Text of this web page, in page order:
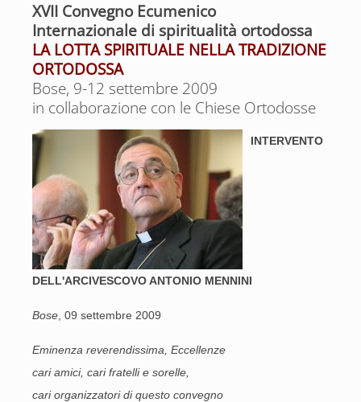
XVII Convegno Ecumenico
Internazionale di spiritualità ortodossa
LA LOTTA SPIRITUALE NELLA TRADIZIONE
ORTODOSSA
Bose, 9-12 settembre 2009
in collaborazione con le Chiese Ortodosse
INTERVENTO
DELL'ARCIVESCOVO ANTONIO MENNINI
Bose , 09 settembre 2009
Eminenza reverendissima, Eccellenze
cari amici, cari fratelli e sorelle,
cari organizzatori di questo convegno